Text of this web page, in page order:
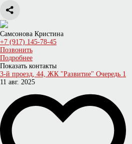
Самсонова Кристина
+7 (917) 145-78-45
Позвонить
Подробнее
Показать контакты
3-й проезд, 44, ЖК "Развитие" Очередь 1
11 авг. 2025